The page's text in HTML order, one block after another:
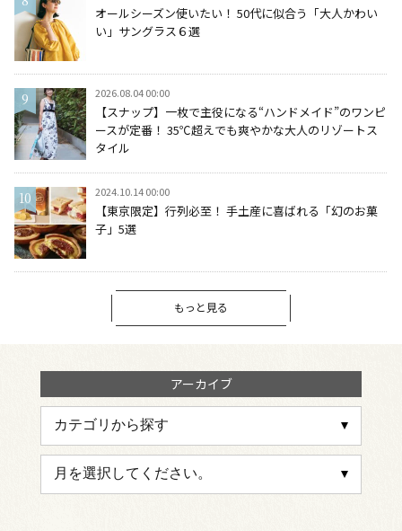
オールシーズン使いたい！ 50代に似合う「大人かわい
い」サングラス６選
2026.08.04 00:00
【スナップ】一枚で主役になる“ハンドメイド”のワンピ
ースが定番！ 35℃超えでも爽やかな大人のリゾートス
タイル
2024.10.14 00:00
【東京限定】行列必至！ 手土産に喜ばれる「幻のお菓
子」5選
もっと見る
アーカイブ